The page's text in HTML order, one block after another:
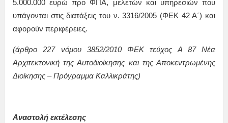
5.000.000 ευρώ προ ΦΠΑ, μελετών και υπηρεσιών που
υπάγονται στις διατάξεις του ν. 3316/2005 (ΦΕΚ 42 Α΄) και
αφορούν περιφέρειες.
(άρθρο 227 νόμου 3852/2010 ΦΕΚ τεύχος Α 87 Νέα
Αρχιτεκτονική της Αυτοδιοίκησης και της Αποκεντρωμένης
Διοίκησης – Πρόγραμμα Καλλικράτης)
Αναστολή εκτέλεσης